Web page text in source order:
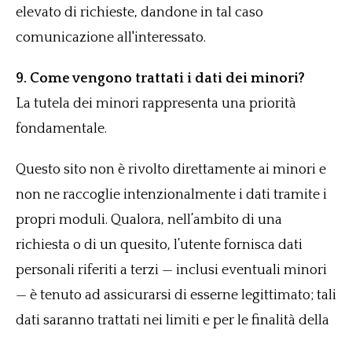
elevato di richieste, dandone in tal caso
comunicazione all'interessato.
9. Come vengono trattati i dati dei minori?
La tutela dei minori rappresenta una priorità
fondamentale.
Questo sito non è rivolto direttamente ai minori e
non ne raccoglie intenzionalmente i dati tramite i
propri moduli. Qualora, nell’ambito di una
richiesta o di un quesito, l’utente fornisca dati
personali riferiti a terzi — inclusi eventuali minori
— è tenuto ad assicurarsi di esserne legittimato; tali
dati saranno trattati nei limiti e per le finalità della